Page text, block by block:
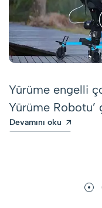
Yürüme engelli
Yürüme
Devamını oku